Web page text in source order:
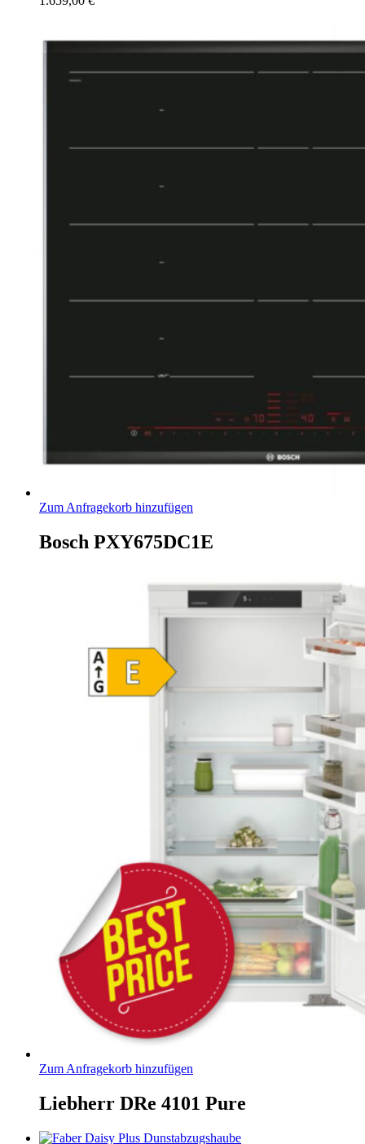
Zum Anfragekorb hinzufügen
Bosch PXY675DC1E
Zum Anfragekorb hinzufügen
Liebherr DRe 4101 Pure